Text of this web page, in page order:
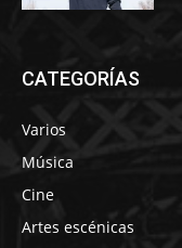
CATEGORÍAS
Varios
Música
Cine
Artes escénicas